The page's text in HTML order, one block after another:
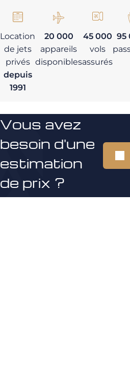
Location
de jets
privés
depuis
1991
20 000
appareils
disponibles
45 000
vols
assurés
95
Vous avez
besoin d'une
estimation
de prix ?